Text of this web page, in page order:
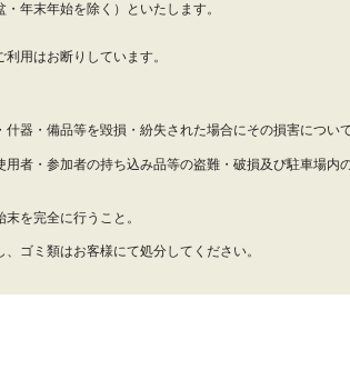
年末年始を除く）といたします。
用はお断りしています。
器・備品等を毀損・紛失された場合にその損害につい
用者・参加者の持ち込み品等の盗難・破損及び駐車場内
を完全に行うこと。
ゴミ類はお客様にて処分してください。